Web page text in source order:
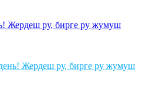
Жердеш ру, бирге ру жумуш